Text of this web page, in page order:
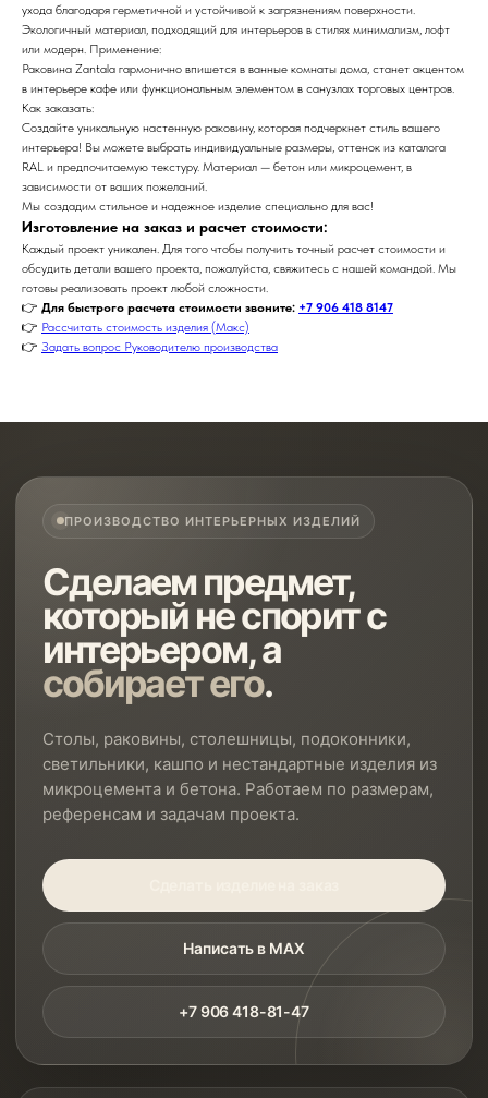
ухода благодаря герметичной и устойчивой к загрязнениям поверхности.
Экологичный материал, подходящий для интерьеров в стилях минимализм, лофт
или модерн. Применение:
Раковина Zantala гармонично впишется в ванные комнаты дома, станет акцентом
в интерьере кафе или функциональным элементом в санузлах торговых центров.
Как заказать:
Создайте уникальную настенную раковину, которая подчеркнет стиль вашего
интерьера! Вы можете выбрать индивидуальные размеры, оттенок из каталога
RAL и предпочитаемую текстуру. Материал — бетон или микроцемент, в
зависимости от ваших пожеланий.
Мы создадим стильное и надежное изделие специально для вас!
Изготовление на заказ и расчет стоимости:
Каждый проект уникален. Для того чтобы получить точный расчет стоимости и
обсудить детали вашего проекта, пожалуйста, свяжитесь с нашей командой. Мы
готовы реализовать проект любой сложности.
👉 Для быстрого расчета стоимости звоните: +7 906 418 8147
👉 Рассчитать стоимость изделия (Макс)
👉 Задать вопрос Руководителю производства
ПРОИЗВОДСТВО ИНТЕРЬЕРНЫХ ИЗДЕЛИЙ
Сделаем предмет,
который не спорит с
интерьером, а
собирает его.
Столы, раковины, столешницы, подоконники,
светильники, кашпо и нестандартные изделия из
микроцемента и бетона. Работаем по размерам,
референсам и задачам проекта.
Написать в MAX
+7 906 418-81-47